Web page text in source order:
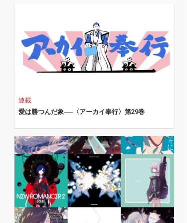
連載
愛は勝つんだ象──〈アーカイ奉行〉第29巻